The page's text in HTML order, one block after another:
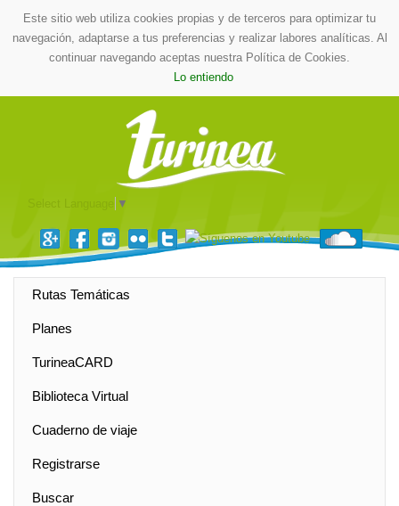
Este sitio web utiliza cookies propias y de terceros para optimizar tu
navegación, adaptarse a tus preferencias y realizar labores analíticas. Al
continuar navegando aceptas nuestra Política de Cookies.
Lo entiendo
▼
Rutas Temáticas
Planes
TurineaCARD
Biblioteca Virtual
Cuaderno de viaje
Registrarse
Buscar